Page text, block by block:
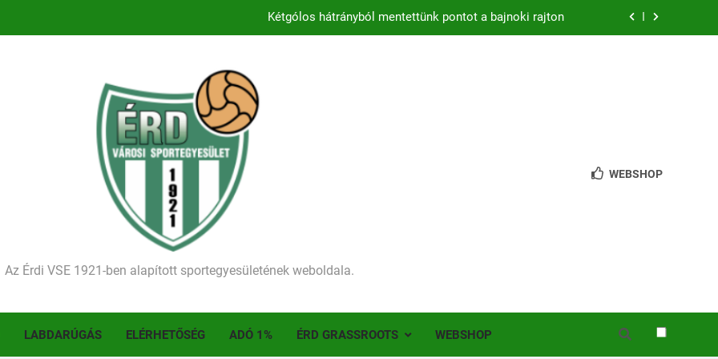
Kezdődik a 2026–2027-es szezon – hazai pályán rajtol az Érdi VSE!
Ellenfelünk visszalépése miatt játék nélkül jutottunk tovább a MOL Magyar Kupában
Kezdődik a 2026–2027-es szezon – hazai pályán rajtol az Érdi VSE!
Történelmet írt az I. Érdi Football Fesztivál – több mint 200 játékos lépett pályára Érden
Az Érdi VSE 1921-ben alapított sportegyesületének weboldala.
WEBSHOP
LABDARÚGÁS ELÉRHETŐSÉG ADÓ 1% ÉRD GRASSROOTS WEBSHOP